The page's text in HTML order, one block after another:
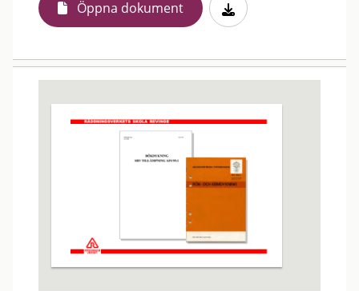
Öppna dokument